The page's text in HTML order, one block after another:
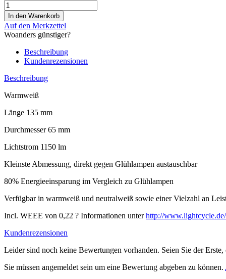
Auf den Merkzettel
Woanders günstiger?
Beschreibung
Kundenrezensionen
Beschreibung
Warmweiß
Länge 135 mm
Durchmesser 65 mm
Lichtstrom 1150 lm
Kleinste Abmessung, direkt gegen Glühlampen austauschbar
80% Energieeinsparung im Vergleich zu Glühlampen
Verfügbar in warmweiß und neutralweiß sowie einer Vielzahl an
Incl. WEEE von 0,22 ? Informationen unterhttp://www.lightcycle.de/
Kundenrezensionen
Leider sind noch keine Bewertungen vorhanden. Seien Sie der Erste,
Sie müssen angemeldet sein um eine Bewertung abgeben zu können.